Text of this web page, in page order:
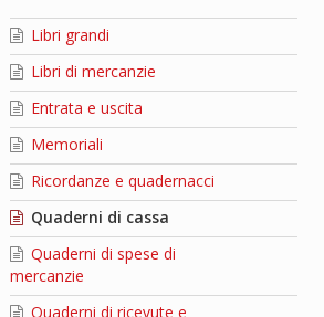
Libri grandi
Libri di mercanzie
Entrata e uscita
Memoriali
Ricordanze e quadernacci
Quaderni di cassa
Quaderni di spese di
mercanzie
Quaderni di ricevute e